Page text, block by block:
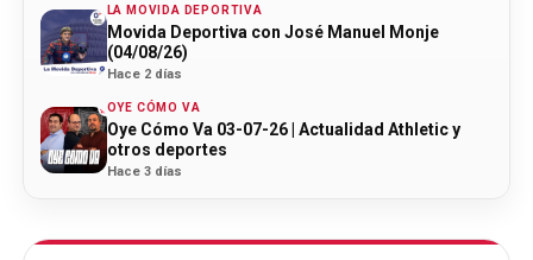
LA MOVIDA DEPORTIVA
Movida Deportiva con José Manuel Monje
(04/08/26)
Hace 2 días
OYE CÓMO VA
Oye Cómo Va 03-07-26 | Actualidad Athletic y
otros deportes
Hace 3 días